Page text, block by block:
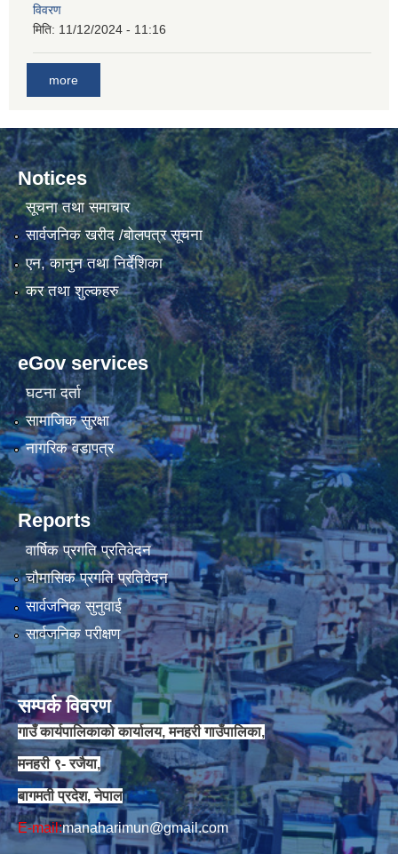
विवरण
मिति: 11/12/2024 - 11:16
more
Notices
सूचना तथा समाचार
सार्वजनिक खरीद /बोलपत्र सूचना
एन, कानुन तथा निर्देशिका
कर तथा शुल्कहरु
eGov services
घटना दर्ता
सामाजिक सुरक्षा
नागरिक वडापत्र
Reports
वार्षिक प्रगति प्रतिवेदन
चौमासिक प्रगति प्रतिवेदन
सार्वजनिक सुनुवाई
सार्वजनिक परीक्षण
सम्पर्क विवरण
गाउँ कार्यपालिकाको कार्यालय, मनहरी गाउँपालिका,
मनहरी ९- रजैया,
बागमती प्रदेश, नेपाल
E-mail:manaharimun@gmail.com